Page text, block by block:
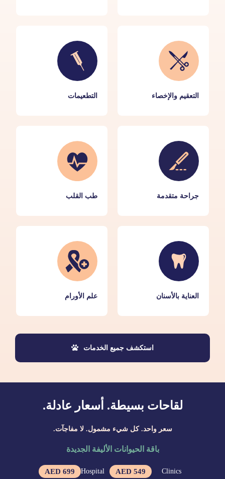
التعقيم والإخصاء التطعيمات
جراحة متقدمة طب القلب
العناية بالأسنان علم الأورام
استكشف جميع الخدمات
لقاحات بسيطة. أسعار عادلة.
سعر واحد. كل شيء مشمول. لا مفاجآت.
باقة الحيوانات الأليفة الجديدة
Clinics
549 AED
Hospital
699 AED